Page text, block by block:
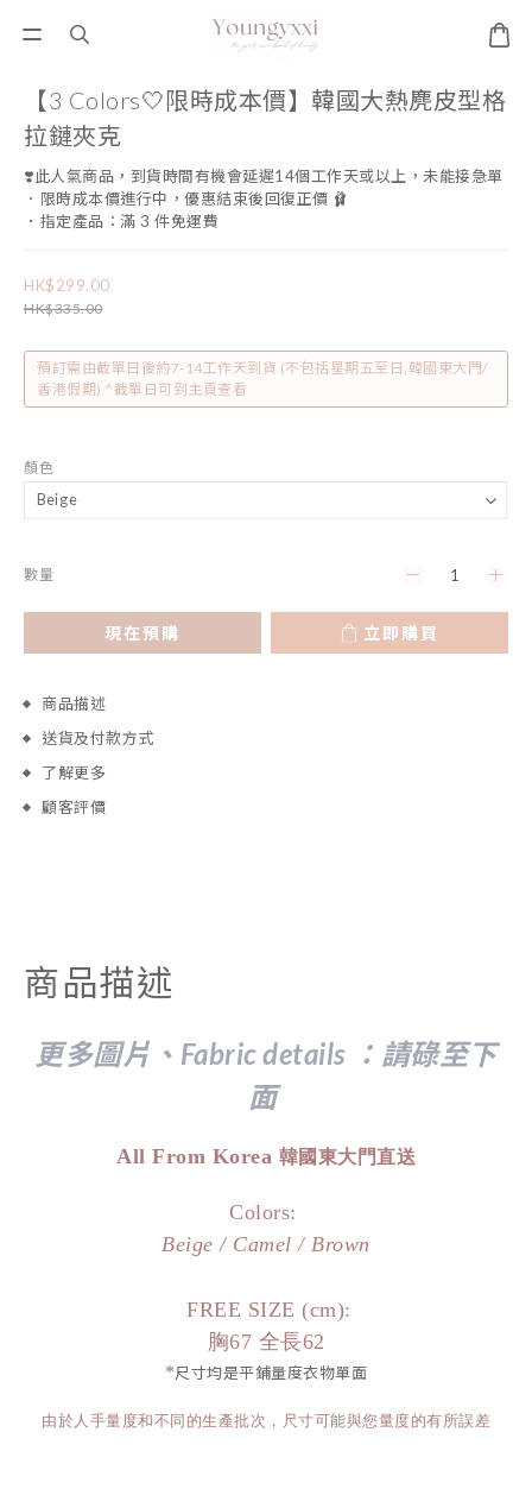
【3 Colors🤍限時成本價】韓國大熱麂皮型格
拉鏈夾克
❣️此人氣商品，到貨時間有機會延遲14個工作天或以上，未能接急單
．限時成本價進行中，優惠結束後回復正價 🩰
．指定產品：滿 3 件免運費
HK$299.00
HK$335.00
預訂需由截單日後約7-14工作天到貨 (不包括星期五至日,韓國東大門/
香港假期) ^截單日可到主頁查看
顏色
數量
現在預購 立即購買
商品描述
送貨及付款方式
了解更多
顧客評價
商品描述
更多圖片、Fabric details ：請碌至下
面
All From Korea 韓國東大門直送
Colors:
Beige / Camel / Brown
FREE SIZE (cm):
胸67 全長62
*尺寸均是平鋪量度衣物單面
由於人手量度和不同的生產批次，尺寸可能與您量度的有所誤差